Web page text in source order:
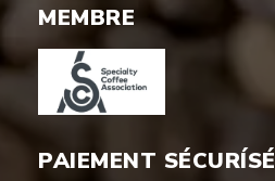
MEMBRE
PAIEMENT SÉCURÍSÉ